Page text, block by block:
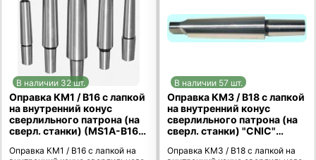
В наличии 32 шт.
Оправка КМ1 / В16 с лапкой
на внутренний конус
сверлильного патрона (на
сверл. станки) (MS1A-B16)
Оправка КМ1 / В16 с лапкой на
В наличии 57 шт.
Оправка КМ3 / В18 с лапкой
на внутренний конус
сверлильного патрона (на
сверл. станки) "CNIC"
Оправка КМ3 / В18 с лапкой на